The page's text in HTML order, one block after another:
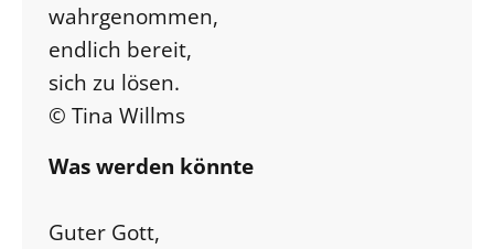
wahrgenommen,
endlich bereit,
sich zu lösen.
© Tina Willms
Was werden könnte
Guter Gott,